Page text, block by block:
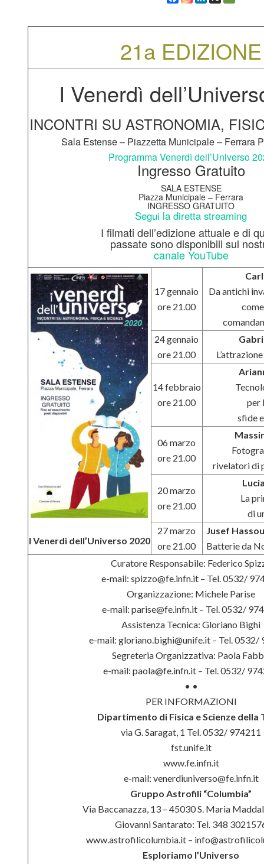
21a EDIZIONE
I Venerdì
INCONTRI SU ASTRONOMIA,
Sala Estense – Piazzetta Municipale – Ferrara
Programma Venerdì dell’Universo
Ingresso Gratuito
SALA ESTENSE
Piazza Municipale – Ferrara
INGRESSO GRATUITO
Segui la diretta streaming
I filmati dell’edizione attuale e di
passate sono disponibili sul
canale YouTube
I Venerdì dell’Universo 2020
17 gennaio
ore 21.00
Da antichi
24 gennaio
ore 21.00
14 febbraio
ore 21.00
per
sfide
06 marzo
ore 21.00
rivelatori di
20 marzo
ore 21.00
La
di
27 marzo
ore 21.00
Jusef
Batterie da
Curatore Responsabile: Federico
e-mail: spizzo@fe.infn.it – Tel. 0532/
Organizzazione: Michele Parise
e-mail: parise@fe.infn.it – Tel. 0532/
Assistenza Tecnica: Gloriano Bighi
e-mail: gloriano.bighi@unife.it – Tel. 0532/
Segreteria Organizzativa: Paola
e-mail: paola@fe.infn.it – Tel. 0532/
• •
PER INFORMAZIONI
Dipartimento di Fisica e Scienze della
via G. Saragat, 1 Tel. 0532/ 974211
fst.unife.it
www.fe.infn.it
e-mail: venerdiuniverso@fe.infn.it
Gruppo Astrofili “Columbia”
Via Baccanazza, 13 – 45030 S. Maria
Giovanni Santarato: Tel. 348
www.astrofilicolumbia.it –
Esploriamo l’Universo